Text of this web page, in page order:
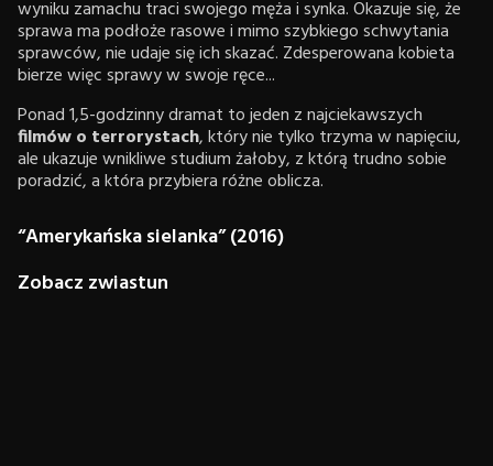
wyniku zamachu traci swojego męża i synka. Okazuje się, że
sprawa ma podłoże rasowe i mimo szybkiego schwytania
sprawców, nie udaje się ich skazać. Zdesperowana kobieta
bierze więc sprawy w swoje ręce...
Ponad 1,5-godzinny dramat to jeden z najciekawszych
filmów o terrorystach, który nie tylko trzyma w napięciu,
ale ukazuje wnikliwe studium żałoby, z którą trudno sobie
poradzić, a która przybiera różne oblicza.
“Amerykańska sielanka” (2016)
Zobacz zwiastun